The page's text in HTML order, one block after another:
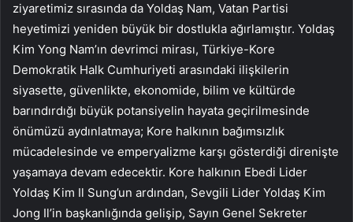
ziyaretimiz sırasında da Yoldaş Nam, Vatan Partisi
heyetimizi yeniden büyük bir dostlukla ağırlamıştır. Yoldaş
Kim Yong Nam’ın devrimci mirası, Türkiye-Kore
Demokratik Halk Cumhuriyeti arasındaki ilişkilerin
siyasette, güvenlikte, ekonomide, bilim ve kültürde
barındırdığı büyük potansiyelin hayata geçirilmesinde
önümüzü aydınlatmaya; Kore halkının bağımsızlık
mücadelesinde ve emperyalizme karşı gösterdiği direnişte
yaşamaya devam edecektir. Kore halkının Ebedi Lider
Yoldaş Kim Il Sung’un ardından, Sevgili Lider Yoldaş Kim
Jong Il’in başkanlığında gelişip, Sayın Genel Sekreter